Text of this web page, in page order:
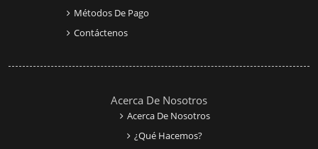
Métodos De Pago
Contáctenos
Acerca De Nosotros
Acerca De Nosotros
¿Qué Hacemos?